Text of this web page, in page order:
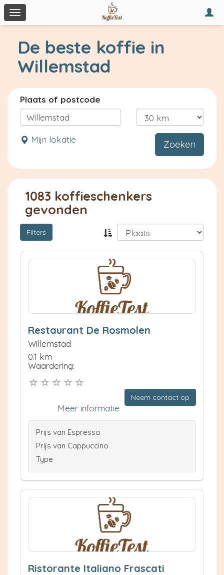
Toggle
navigation
De beste koffie in
Willemstad
Plaats of postcode
Mijn lokatie Zoeken
1083 koffieschenkers
gevonden
Filters
Restaurant De Rosmolen
Willemstad
0.1 km
Waardering:
Neem contact op
Meer informatie
Prijs van Espresso
Prijs van Cappuccino
Type
Ristorante Italiano Frascati